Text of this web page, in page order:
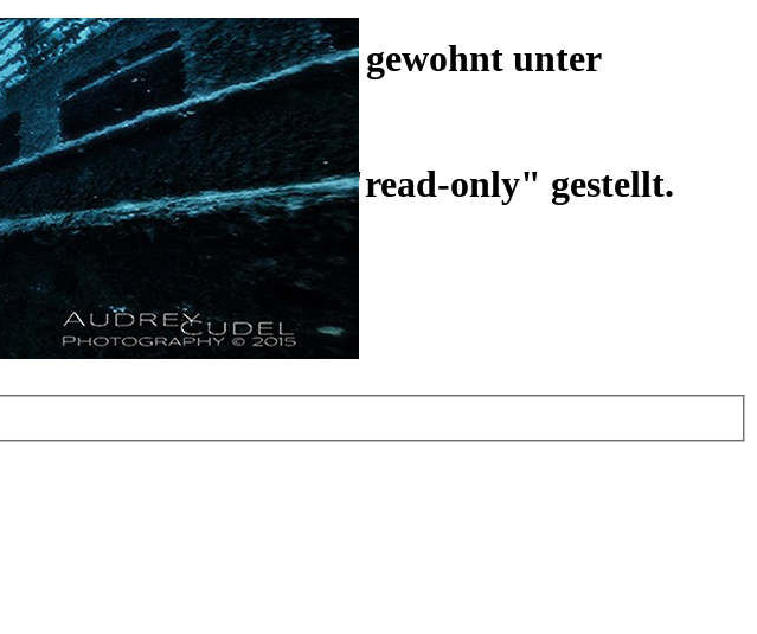
umgezogen und wie gewohnt unter
Galerieund ist auf "read-only" gestellt.